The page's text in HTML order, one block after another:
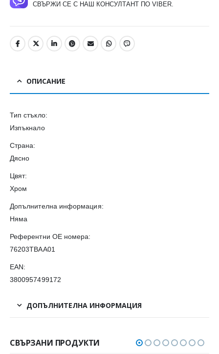
СВЪРЖИ СЕ С НАШ КОНСУЛТАНТ ПО VIBER.
ОПИСАНИЕ
Тип стъкло:
Изпъкнало
Страна:
Дясно
Цвят:
Хром
Допълнителна информация:
Няма
Референтни OE номера:
76203TBAA01
EAN:
3800957499172
ДОПЪЛНИТЕЛНА ИНФОРМАЦИЯ
СВЪРЗАНИ ПРОДУКТИ